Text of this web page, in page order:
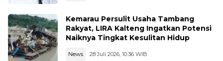
Kemarau Persulit Usaha Tambang
Rakyat, LIRA Kalteng Ingatkan Potensi
Naiknya Tingkat Kesulitan Hidup
News 28 Juli 2026, 10:36 WIB